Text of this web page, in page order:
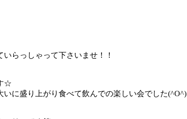
らっしゃって下さいませ！！
☆
に盛り上がり食べて飲んでの楽しい会でした(^O^)